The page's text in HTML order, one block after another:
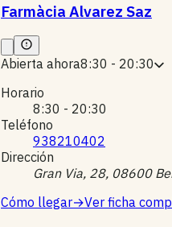
Farmàcia Alvarez Saz
Abierta ahora8:30 - 20:30
Horario
8:30 - 20:30
Teléfono
938210402
Dirección
Gran Via, 28, 08600
Cómo llegar→Ver ficha